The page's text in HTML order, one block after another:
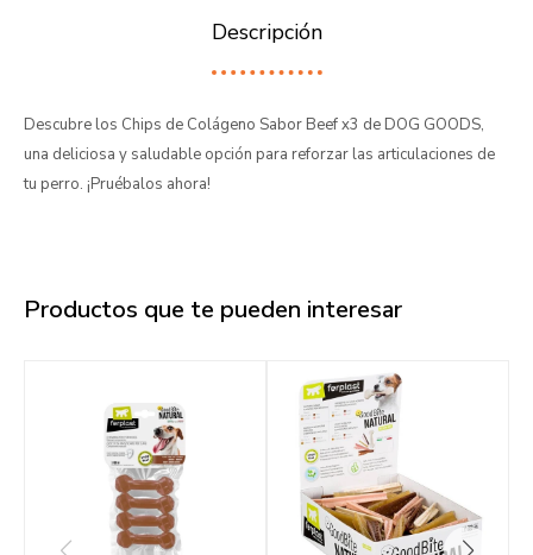
Descripción
Descubre los Chips de Colágeno Sabor Beef x3 de DOG GOODS,
una deliciosa y saludable opción para reforzar las articulaciones de
tu perro. ¡Pruébalos ahora!
Productos que te pueden interesar